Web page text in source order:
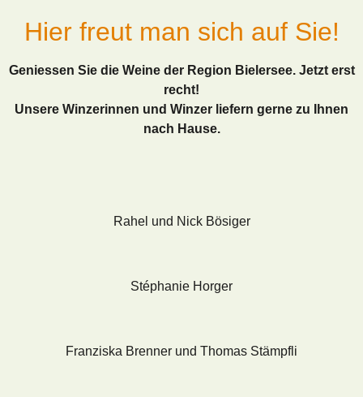
Hier freut man sich auf Sie!
Geniessen Sie die Weine der Region Bielersee. Jetzt erst
recht!
Unsere Winzerinnen und Winzer liefern gerne zu Ihnen
nach Hause.
Rahel und Nick Bösiger
Stéphanie Horger
Franziska Brenner und Thomas Stämpfli